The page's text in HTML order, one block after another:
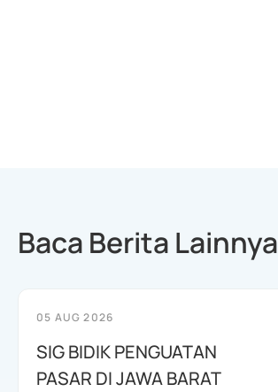
Baca Berita Lainnya
05 AUG 2026
SIG BIDIK PENGUATAN
PASAR DI JAWA BARAT